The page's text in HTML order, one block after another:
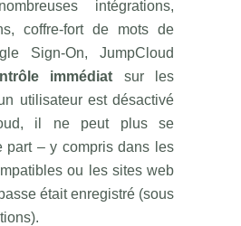
intégrations,
coffre-fort de mots de
Sign-On, JumpCloud
immédiat sur les
utilisateur est désactivé
il ne peut plus se
part – y compris dans les
ou les sites web
était enregistré (sous